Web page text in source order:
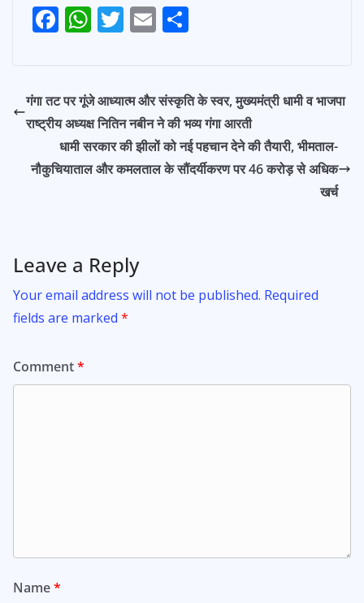
Post
F
b
o
o
k
W
s
A
p
p
T
er
E
l e
गंगा तट पर गूंजे आध्यात्म और संस्कृति के स्वर, मुख्यमंत्री धामी व भाजपा
राष्ट्रीय अध्यक्ष नितिन नबीन ने की भव्य गंगा आरती
धामी सरकार की झीलों को नई पहचान देने की तैयारी, भीमताल-
नौकुचियाताल और कमलताल के सौंदर्यीकरण पर 46 करोड़ से अधिक
खर्च
Leave a Reply
Your email address will not be published. Required
fields are marked *
Comment*
Name*